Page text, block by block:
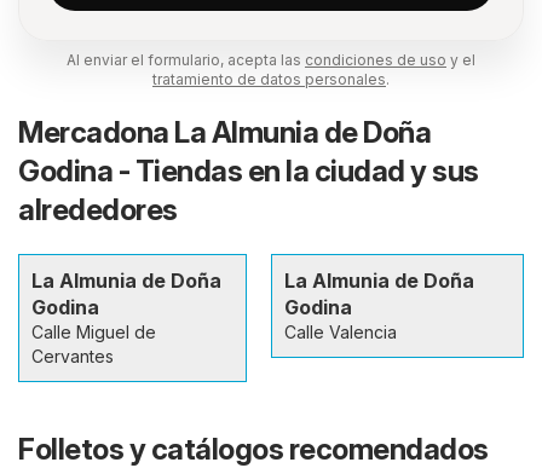
Al enviar el formulario, acepta las condiciones de uso y el
tratamiento de datos personales.
Mercadona La Almunia de Doña
Godina - Tiendas en la ciudad y sus
alrededores
La Almunia de Doña
Godina
Calle Miguel de
Cervantes
La Almunia de Doña
Godina
Calle Valencia
Folletos y catálogos recomendados